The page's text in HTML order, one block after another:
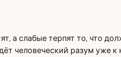
а слабые терпят то, что
человеческий разум уже